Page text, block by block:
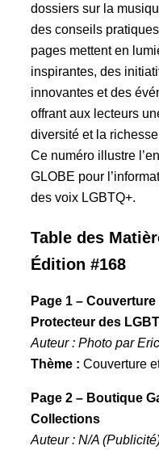
dossiers sur la
des conseils
pages mettent en
inspirantes, des
innovantes et des
offrant aux lecteurs
diversité et la
Ce numéro illustre
GLOBE pour
des voix LGBTQ+.
Table des
Édition #168
Page 1 –
Protecteur des LGBT
Auteur : Photo par
Thème : Couverture
Page 2 – Boutique
Collections
Auteur : N/A